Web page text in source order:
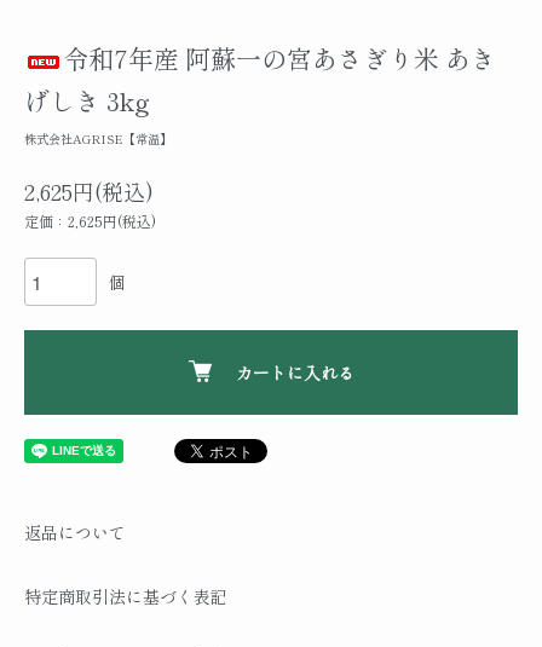
令和7年産 阿蘇一の宮あさぎり米 あき
げしき 3kg
株式会社AGRISE【常温】
2,625円(税込)
定価：2,625円(税込)
個
カートに入れる
返品について
特定商取引法に基づく表記